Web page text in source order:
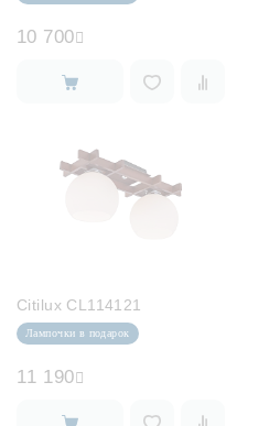
10 700
Citilux CL114121
Лампочки в подарок
11 190